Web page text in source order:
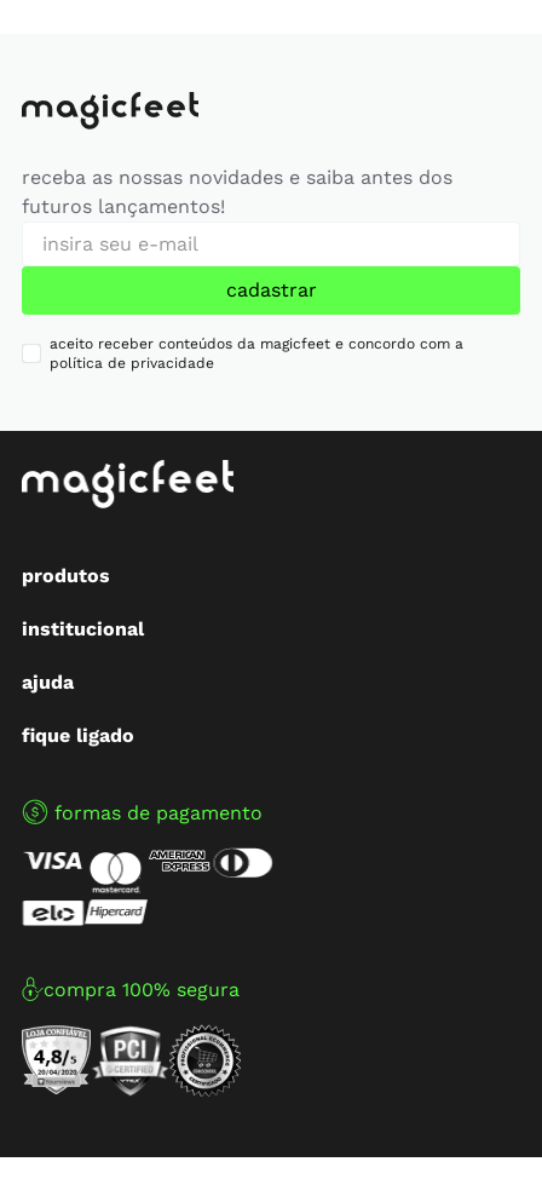
receba as nossas novidades e saiba antes dos
futuros lançamentos!
cadastrar
aceito receber conteúdos da magicfeet e concordo com a
política de privacidade
produtos
institucional
ajuda
fique ligado
formas de pagamento
compra 100% segura